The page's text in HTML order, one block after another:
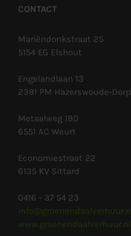
CONTACT
Mariëndonkstraat 25
5154 EG Elshout
Engelandlaan 13
2391 PM Hazerswoude-Dorp
Metaalweg 19D
6551 AC Weurt
Economiestraat 22
6135 KV Sittard
0416 - 37 54 23
info@groenendaalverhuur.nl
www.groenendaalverhuur.nl